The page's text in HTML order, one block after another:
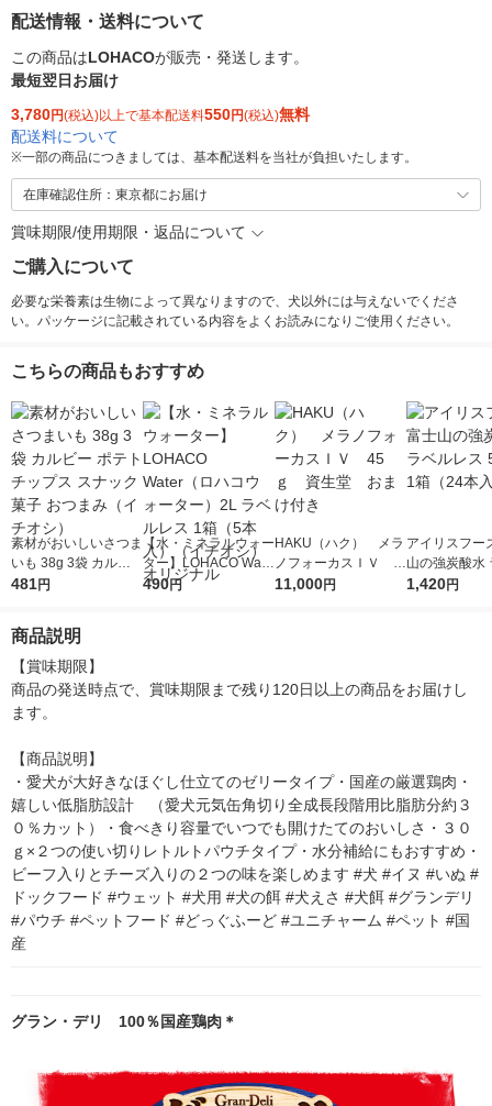
配送情報・送料について
この商品はLOHACOが販売・発送します。
最短翌日お届け
3,780円(税込)以上で基本配送料550円(税込)無料
配送料について
※一部の商品につきましては、基本配送料を当社が負担いたします。
在庫確認住所：東京都にお届け
賞味期限/使用期限・返品について
ご購入について
必要な栄養素は生物によって異なりますので、犬以外には与えないでくださ
い。パッケージに記載されている内容をよくお読みになりご使用ください。
こちらの商品もおすすめ
素材がおいしいさつま
いも 38g 3袋 カルビ
ー ポテトチップス ス
481円
【水・ミネラルウォー
ター】LOHACO Wate
r（ロハコウォータ
490円
HAKU（ハク） メラ
ノフォーカスＩＶ 4
5ｇ 資生堂 おまけ
11,000円
アイリスフー
山の強炭酸水
レス 500ml 1
1,420円
商品説明
【賞味期限】
商品の発送時点で、賞味期限まで残り120日以上の商品をお届けし
ます。
【商品説明】
・愛犬が大好きなほぐし仕立てのゼリータイプ・国産の厳選鶏肉・
嬉しい低脂肪設計　（愛犬元気缶角切り全成長段階用比脂肪分約３
０％カット）・食べきり容量でいつでも開けたてのおいしさ・３０
ｇ×２つの使い切りレトルトパウチタイプ・水分補給にもおすすめ・
ビーフ入りとチーズ入りの２つの味を楽しめます #犬 #イヌ #いぬ #
ドックフード #ウェット #犬用 #犬の餌 #犬えさ #犬餌 #グランデリ
#パウチ #ペットフード #どっぐふーど #ユニチャーム #ペット #国
産
グラン・デリ 100％国産鶏肉＊